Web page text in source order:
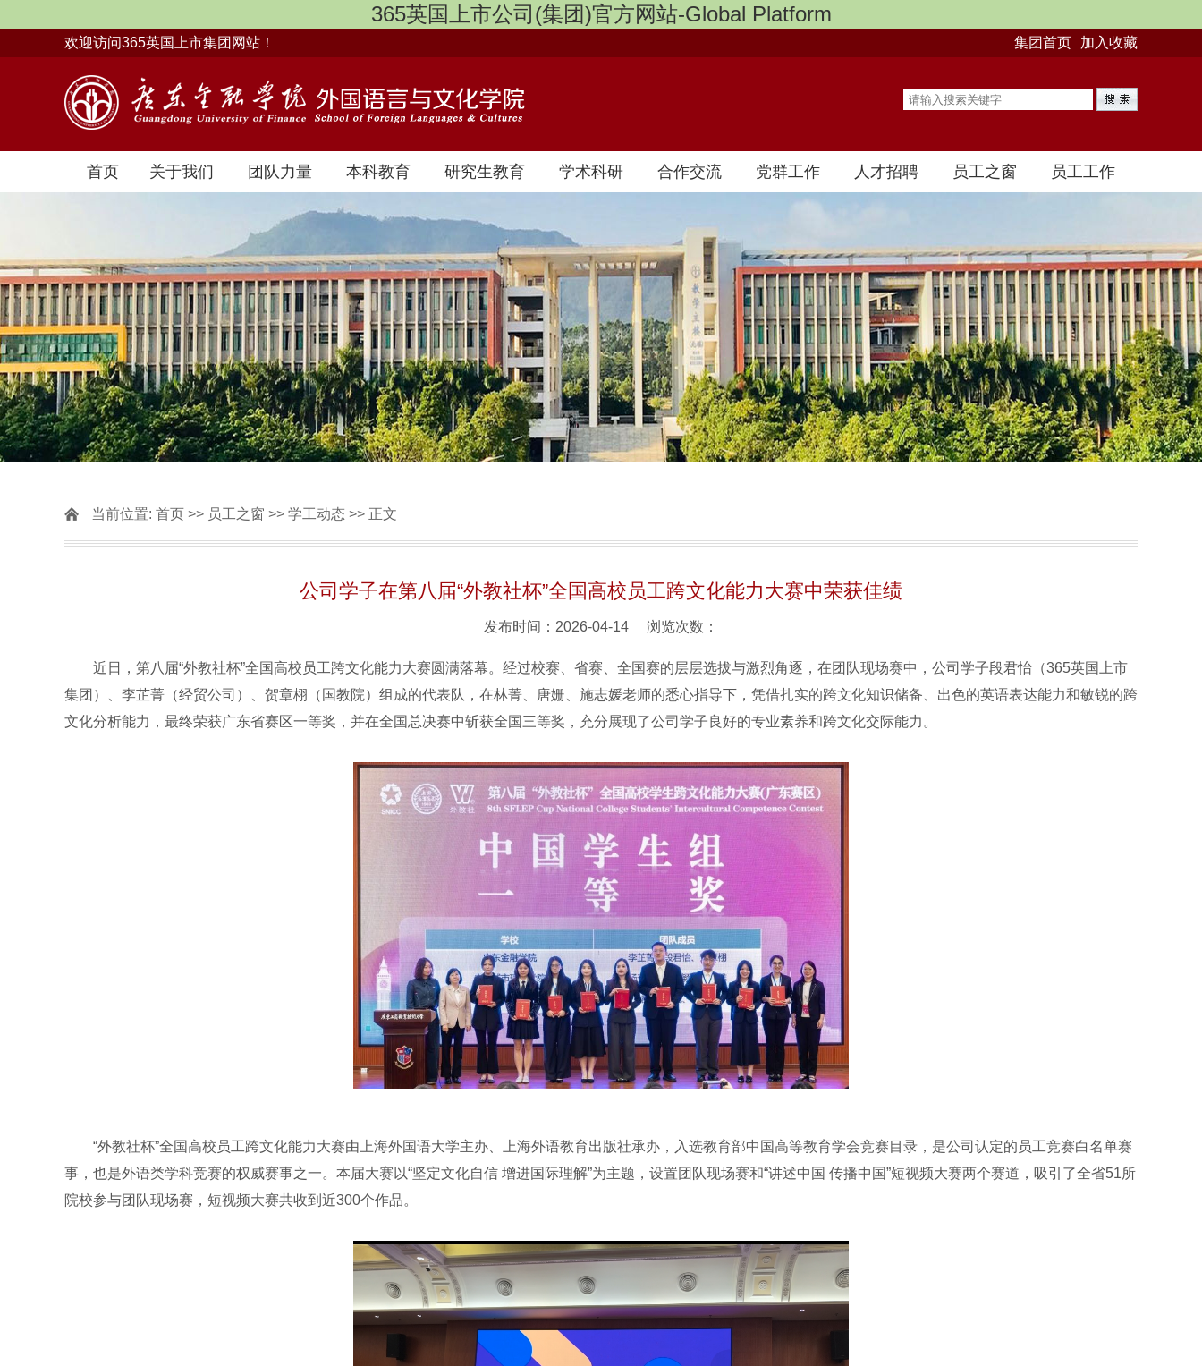
365英国上市公司(集团)官方网站-Global Platform
欢迎访问365英国上市集团网站！ 集团首页 加入收藏
首页 关于我们 团队力量 本科教育 研究生教育 学术科研 合作交流 党群工作 人才招聘 员工之窗 员工工作
当前位置: 首页 >> 员工之窗 >> 学工动态 >> 正文
公司学子在第八届“外教社杯”全国高校员工跨文化能力大赛中荣获佳绩
发布时间：2026-04-14 浏览次数：
近日，第八届“外教社杯”全国高校员工跨文化能力大赛圆满落幕。经过校赛、省赛、全国赛的层层选拔与激烈角逐，在团队现场赛中，公司学子段君怡（​365英国上市
集团）、李芷菁（经贸公司）、贺章栩（国教院）组成的代表队，在林菁、唐姗、施志媛老师的悉心指导下，凭借扎实的跨文化知识储备、出色的英语表达能力和敏锐的跨
文化分析能力，最终荣获广东省赛区一等奖，并在全国总决赛中斩获全国三等奖，充分展现了公司学子良好的专业素养和跨文化交际能力。
“外教社杯”全国高校员工跨文化能力大赛由上海外国语大学主办、上海外语教育出版社承办，入选教育部中国高等教育学会竞赛目录，是公司认定的员工竞赛白名单赛
事，也是外语类学科竞赛的权威赛事之一。本届大赛以“坚定文化自信 增进国际理解”为主题，设置团队现场赛和“讲述中国 传播中国”短视频大赛两个赛道，吸引了全省51所
院校参与团队现场赛，短视频大赛共收到近300个作品。